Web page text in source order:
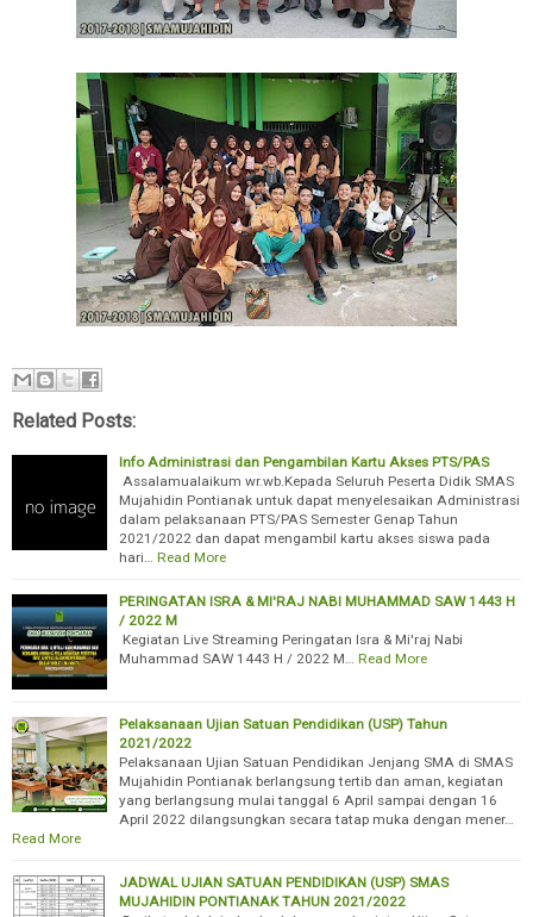
Related Posts:
Info Administrasi dan Pengambilan Kartu Akses PTS/PAS
Assalamualaikum wr.wb.Kepada Seluruh Peserta Didik SMAS
Mujahidin Pontianak untuk dapat menyelesaikan Administrasi
dalam pelaksanaan PTS/PAS Semester Genap Tahun
2021/2022 dan dapat mengambil kartu akses siswa pada
hari… Read More
PERINGATAN ISRA & MI'RAJ NABI MUHAMMAD SAW 1443 H
/ 2022 M
Kegiatan Live Streaming Peringatan Isra & Mi'raj Nabi
Muhammad SAW 1443 H / 2022 M… Read More
Pelaksanaan Ujian Satuan Pendidikan (USP) Tahun
2021/2022
Pelaksanaan Ujian Satuan Pendidikan Jenjang SMA di SMAS
Mujahidin Pontianak berlangsung tertib dan aman, kegiatan
yang berlangsung mulai tanggal 6 April sampai dengan 16
April 2022 dilangsungkan secara tatap muka dengan mener…
Read More
JADWAL UJIAN SATUAN PENDIDIKAN (USP) SMAS
MUJAHIDIN PONTIANAK TAHUN 2021/2022